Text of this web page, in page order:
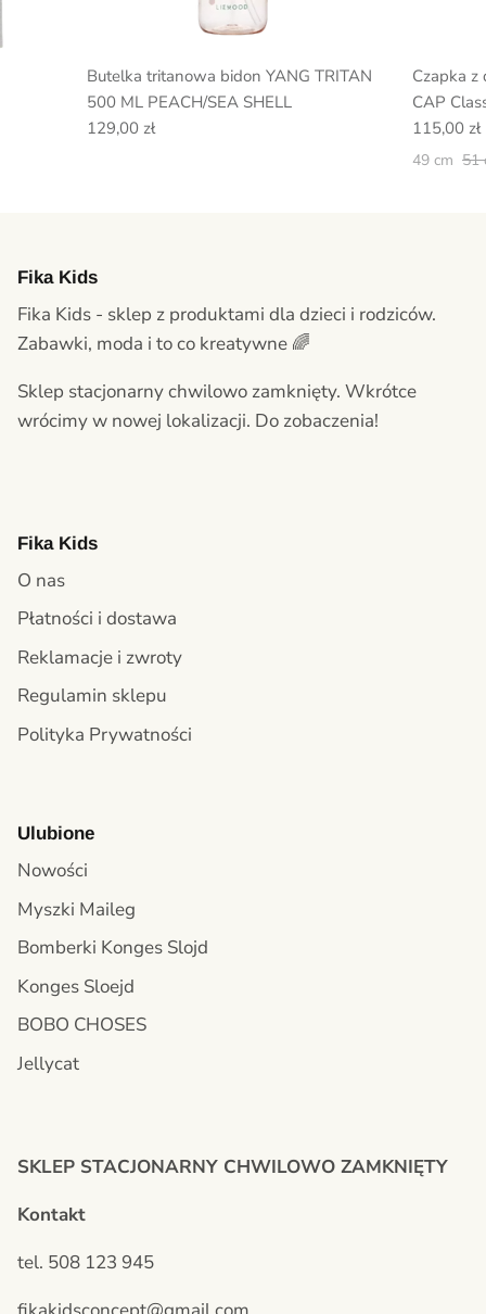
Butelka tritanowa bidon YANG TRITAN
500 ML PEACH/SEA SHELL
129,00 zł
Czapka z
CAP
115,00 zł
49 cm 51
Fika Kids
Fika Kids - sklep z produktami dla dzieci i rodziców.
Zabawki, moda i to co kreatywne 🌈
Sklep stacjonarny chwilowo zamknięty. Wkrótce
wrócimy w nowej lokalizacji. Do zobaczenia!
Fika Kids
O nas
Płatności i dostawa
Reklamacje i zwroty
Regulamin sklepu
Polityka Prywatności
Ulubione
Nowości
Myszki Maileg
Bomberki Konges Slojd
Konges Sloejd
BOBO CHOSES
Jellycat
SKLEP STACJONARNY CHWILOWO ZAMKNIĘTY
Kontakt
tel. 508 123 945